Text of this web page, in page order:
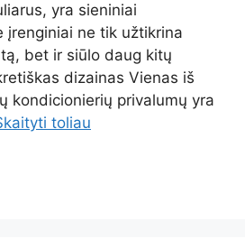
yra sieniniai
įrenginiai ne tik užtikrina
bet ir siūlo daug kitų
dizainas Vienas iš
kondicionierių privalumų yra
toliau